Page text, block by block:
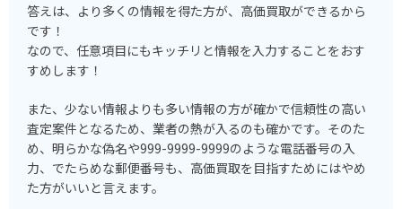
答えは、より多くの情報を得た方が、高価買取ができるから
です！
なので、任意項目にもキッチリと情報を入力することをおす
すめします！
また、少ない情報よりも多い情報の方が確かで信頼性の高い
査定案件となるため、業者の熱が入るのも確かです。そのた
め、明らかな偽名や999-9999-9999のような電話番号の入
力、でたらめな郵便番号も、高価買取を目指すためにはやめ
た方がいいと言えます。